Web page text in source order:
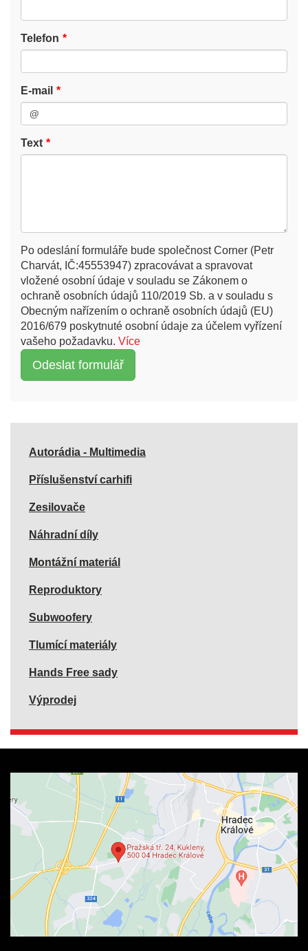
Telefon
E-mail
Text
Po odeslání formuláře bude společnost Corner (Petr
Charvát, IČ:45553947) zpracovávat a spravovat
vložené osobní údaje v souladu se Zákonem o
ochraně osobních údajů 110/2019 Sb. a v souladu s
Obecným nařízením o ochraně osobních údajů (EU)
2016/679 poskytnuté osobní údaje za účelem vyřízení
vašeho požadavku. Více
Autorádia - Multimedia
Příslušenství carhifi
Zesilovače
Náhradní díly
Montážní materiál
Reproduktory
Subwoofery
Tlumící materiály
Hands Free sady
Výprodej